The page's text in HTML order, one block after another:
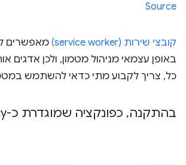
Source
קובצי שירות (service worker)
מאפשרים
באופן עצמאי מניהול מטמון, ולכן אדגים
כל, צריך לקבוע מתי כדאי להשתמש
בהתקנה, כפונקציה שמוגדרת כ-dependency